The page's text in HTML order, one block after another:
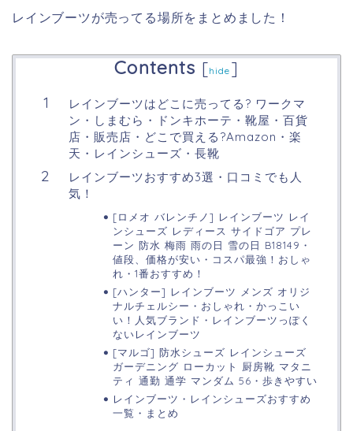
レインブーツが売ってる場所をまとめました！
Contents [hide ]
レインブーツはどこに売ってる? ワークマ
ン・しまむら・ドンキホーテ・靴屋・百貨
店・販売店・どこで買える?Amazon・楽
天・レインシューズ・長靴
レインブーツおすすめ3選・口コミでも人
気！
[ロメオ バレンチノ] レインブーツ レイ
ンシューズ レディース サイドゴア プレ
ーン 防水 梅雨 雨の日 雪の日 B18149・
値段、価格が安い・コスパ最強！おしゃ
れ・1番おすすめ！
[ハンター] レインブーツ メンズ オリジ
ナルチェルシー・おしゃれ・かっこい
い！人気ブランド・レインブーツっぽく
ないレインブーツ
[マルゴ] 防水シューズ レインシューズ
ガーデニング ローカット 厨房靴 マタニ
ティ 通勤 通学 マンダム 56・歩きやすい
レインブーツ・レインシューズおすすめ
一覧・まとめ